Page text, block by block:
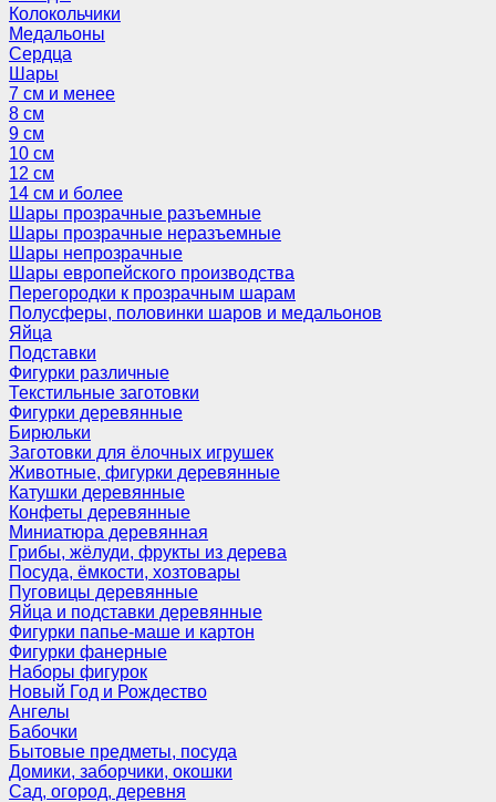
Колокольчики
Медальоны
Сердца
Шары
7 см и менее
8 см
9 см
10 см
12 см
14 см и более
Шары прозрачные разъемные
Шары прозрачные неразъемные
Шары непрозрачные
Шары европейского производства
Перегородки к прозрачным шарам
Полусферы, половинки шаров и медальонов
Яйца
Подставки
Фигурки различные
Текстильные заготовки
Фигурки деревянные
Бирюльки
Заготовки для ёлочных игрушек
Животные, фигурки деревянные
Катушки деревянные
Конфеты деревянные
Миниатюра деревянная
Грибы, жёлуди, фрукты из дерева
Посуда, ёмкости, хозтовары
Пуговицы деревянные
Яйца и подставки деревянные
Фигурки папье-маше и картон
Фигурки фанерные
Наборы фигурок
Новый Год и Рождество
Ангелы
Бабочки
Бытовые предметы, посуда
Домики, заборчики, окошки
Сад, огород, деревня